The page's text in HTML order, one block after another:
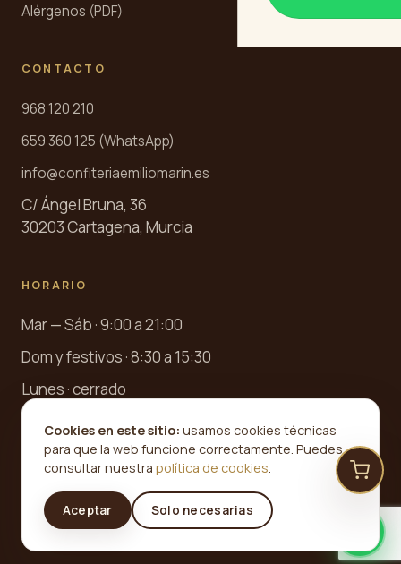
Alérgenos (PDF)
CONTACTO
968 120 210
659 360 125 (WhatsApp)
info@confiteriaemiliomarin.es
C/ Ángel Bruna, 36
30203 Cartagena, Murcia
HORARIO
Mar — Sáb · 9:00 a 21:00
Dom y festivos · 8:30 a 15:30
Lunes · cerrado
2026
Confitería Emilio Marín · Desde 1945. Todos los
derechos reservados.
Aviso legal
Cookies en este sitio: usamos cookies técnicas
para que la web funcione correctamente. Puedes
consultar nuestra política de cookies.
Aceptar Solo necesarias